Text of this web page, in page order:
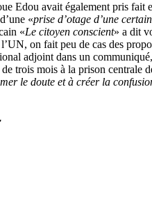
Edou avait également pris fait
«prise d’otage d’une
«Le citoyen conscient» a dit
on fait peu de cas des
adjoint dans un
trois mois à la prison
le doute et à créer la